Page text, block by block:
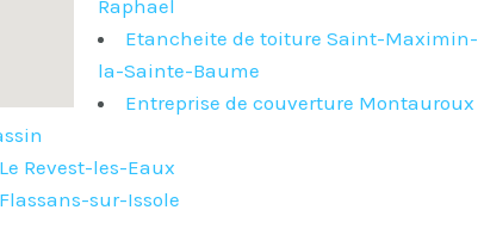
Raphael
Etancheite de toiture Saint-Maximin-
la-Sainte-Baume
Entreprise de couverture Montauroux
Revest-les-Eaux
sur-Issole